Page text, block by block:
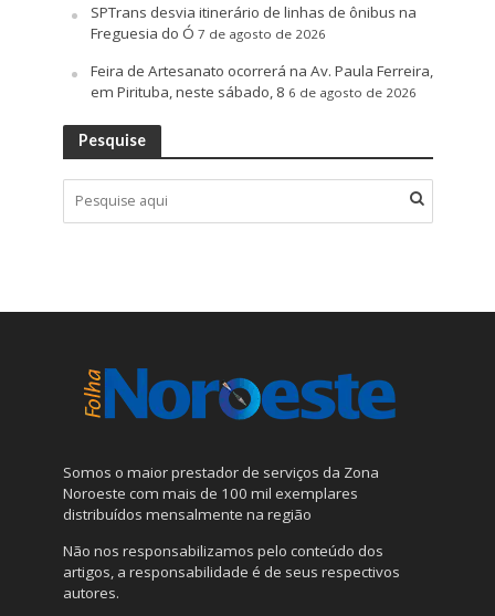
SPTrans desvia itinerário de linhas de ônibus na
Freguesia do Ó 7 de agosto de 2026
Feira de Artesanato ocorrerá na Av. Paula Ferreira,
em Pirituba, neste sábado, 8 6 de agosto de 2026
Pesquise
Somos o maior prestador de serviços da Zona
Noroeste com mais de 100 mil exemplares
distribuídos mensalmente na região
Não nos responsabilizamos pelo conteúdo dos
artigos, a responsabilidade é de seus respectivos
autores.